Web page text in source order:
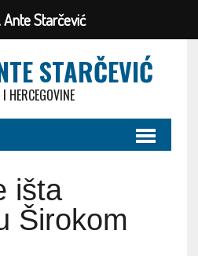
STARČEVIĆ
HERCEGOVINE
išta
Širokom
Ante Starčević